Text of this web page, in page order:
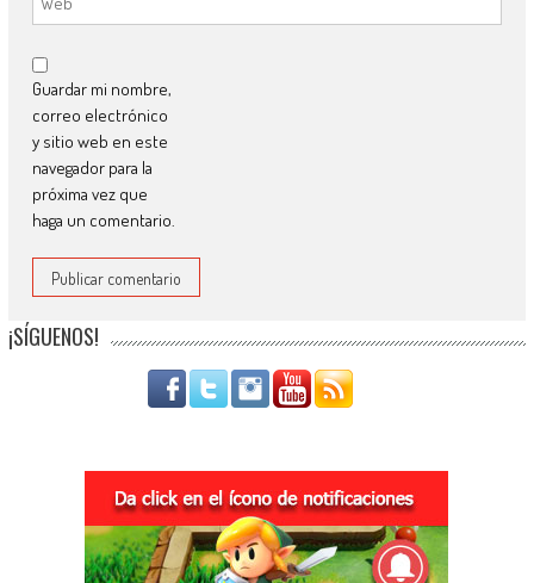
Guardar mi nombre,
correo electrónico
y sitio web en este
navegador para la
próxima vez que
haga un comentario.
¡SÍGUENOS!